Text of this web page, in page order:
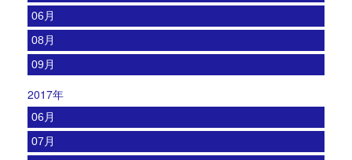
06月
08月
09月
2017年
06月
07月